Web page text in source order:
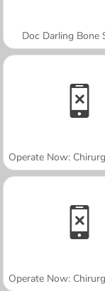
Doc Darling Bone